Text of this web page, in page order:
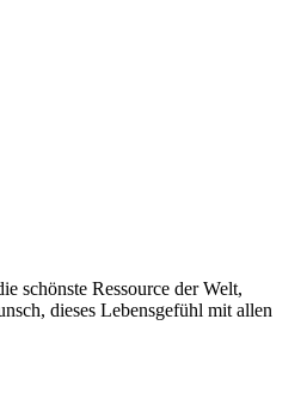
schönste Ressource der Welt,
dieses Lebensgefühl mit allen